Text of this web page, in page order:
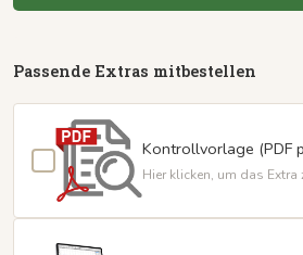
Passende Extras mitbestellen
Kontrollvorlage (PDF
Hier klicken, um das Extra